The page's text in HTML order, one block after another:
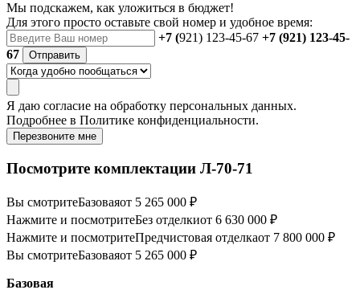
Мы подскажем, как уложиться в бюджет!
Для этого просто оставьте свой номер и удобное время:
+7 (921) 123-45-67 +7 (921) 123-45-
67
Отправить
Я даю согласие на обработку персональных данных.
Подробнее в Политике конфиденциальности.
Перезвоните мне
Посмотрите комплектации Л-70-71
Вы смотритеБазоваяот 5 265 000 ₽
Нажмите и посмотритеБез отделкиот 6 630 000 ₽
Нажмите и посмотритеПредчистовая отделкаот 7 800 000 ₽
Вы смотритеБазоваяот 5 265 000 ₽
Базовая